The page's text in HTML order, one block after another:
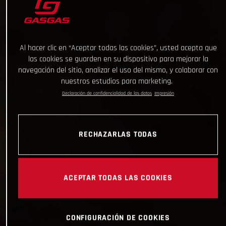
Al hacer clic en “Aceptar todas las cookies”, usted acepta que
las cookies se guarden en su dispositivo para mejorar la
navegación del sitio, analizar el uso del mismo, y colaborar con
nuestros estudios para marketing.
Declaración de confidencialidad de los datos Impresión
RECHAZARLAS TODAS
ACEPTAR TODAS LAS COOKIES
CONFIGURACIÓN DE COOKIES